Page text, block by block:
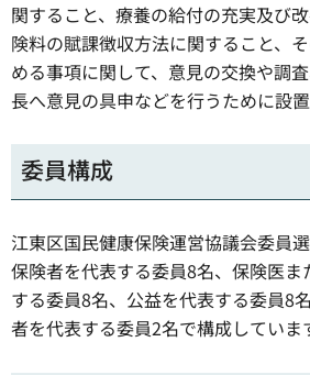
関すること、療養の給付の充実及び
険料の賦課徴収方法に関すること、
める事項に関して、意見の交換や調
長へ意見の具申などを行うために設置
委員構成
江東区国民健康保険運営協議会委員
保険者を代表する委員8名、保険医
する委員8名、公益を代表する委員8
者を代表する委員2名で構成していま